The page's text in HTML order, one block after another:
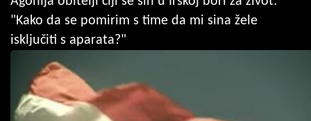
"Kako da se pomirim s time da mi sina žele
isključiti s aparata?"